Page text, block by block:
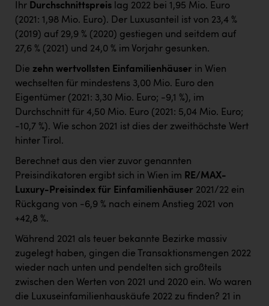
Ihr Durchschnittspreis lag 2022 bei 1,95 Mio. Euro
(2021: 1,98 Mio. Euro). Der Luxusanteil ist von 23,4 %
(2019) auf 29,9 % (2020) gestiegen und seitdem auf
27,6 % (2021) und 24,0 % im Vorjahr gesunken.
Die zehn wertvollsten Einfamilienhäuser in Wien
wechselten für mindestens 3,00 Mio. Euro den
Eigentümer (2021: 3,30 Mio. Euro; -9,1 %), im
Durchschnitt für 4,50 Mio. Euro (2021: 5,04 Mio. Euro;
-10,7 %). Wie schon 2021 ist dies der zweithöchste Wert
hinter Tirol.
Berechnet aus den vier zuvor genannten
Preisindikatoren ergibt sich in Wien im RE/MAX-
Luxury-Preisindex für Einfamilienhäuser 2021/22 ein
Rückgang von -6,9 % nach einem Anstieg 2021 von
+42,8 %.
Während 2021 als teuer bekannte Bezirke massiv
zugelegt haben, gingen die Transaktionsmengen 2022
wieder nach unten und pendelten sich großteils
zwischen den Werten von 2021 und 2020 ein. Wo waren
die Luxuseinfamilienhauskäufe 2022 zu finden? 21 in